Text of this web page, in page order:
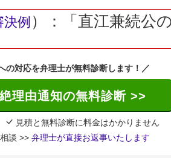
決例 ）：「直江兼続公
の対応を弁理士が無料診断します！／
理由通知の無料診断 >>
見積と無料診断に料金はかかりません
談 >>弁理士が直接お返事いたします